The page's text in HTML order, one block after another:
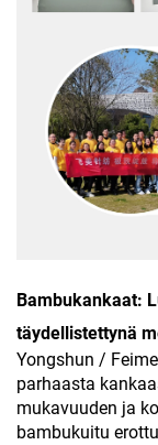
Bambukankaat:
täydellistettynä
Yongshun /
parhaasta
mukavuuden ja
bambukuitu